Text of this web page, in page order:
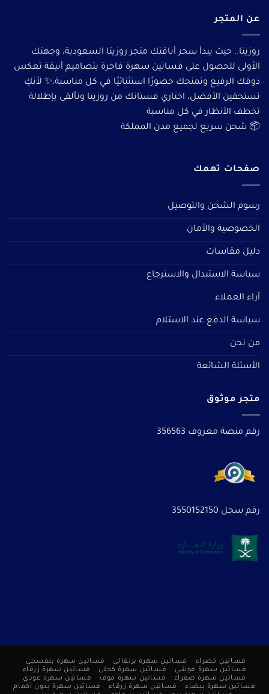
عن المتجر
روزيتا.. حيث يبدأ سحر أناقتك متجر روزيتا السعودية، وجهتك
الأولى للحصول على فساتين سهرة فاخرة بتصاميم أنيقة تعكس
ذوقك الرفيع وتمنحك حضورًا استثنائيًا في كل مناسبة.✨ لأنكِ
تستحقين الأفضل، اختاري فستانك من روزيتا وتألقى بإطلالة
تخطف الأنظار في كل مناسبة
📦 شحن سريع لجميع مدن المملكة
صفحات تهمك
رسوم الشحن والتوصيل
الخصوصية والأمان
دليل مقاسات
سياسة الاستبدال والاسترجاع
آراء العملاء
سياسة الدفع عند الاستلام
من نحن
الأسئلة الشائعة
متجر موثوق
رقم منصة معروف 356563
رقم سجل 3550152150
فساتين خضراء فساتين سهرة برتقالى
فساتين سهرة بنفسجى
فساتين سهرة فوشي
فساتين سهرة كحلى
فساتين سهرة زرقاء
فساتين سهرة صفراء
فساتين سهرة موف
فساتين سهرة عودي
فساتين سهرة بيضاء
فساتين سهرة زرقاء
فساتين سهرة بدون أكمام